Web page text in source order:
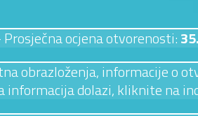
Prosječna ocjena otvorenosti:
obrazloženja, informacije o
informacija dolazi, kliknite na